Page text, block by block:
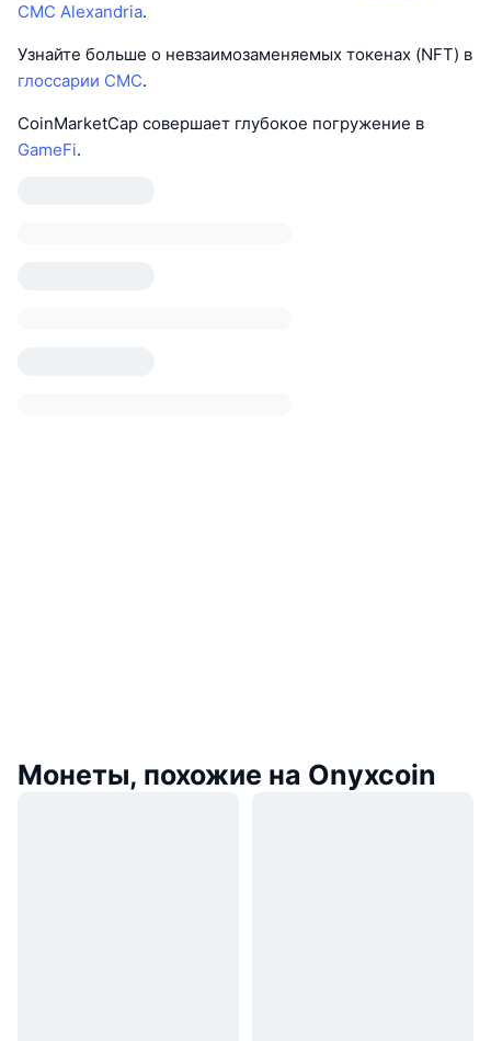
CMC Alexandria.
Узнайте больше о невзаимозаменяемых токенах (NFT) в
глоссарии CMC.
CoinMarketCap совершает глубокое погружение в
GameFi.
Монеты, похожие на Onyxcoin